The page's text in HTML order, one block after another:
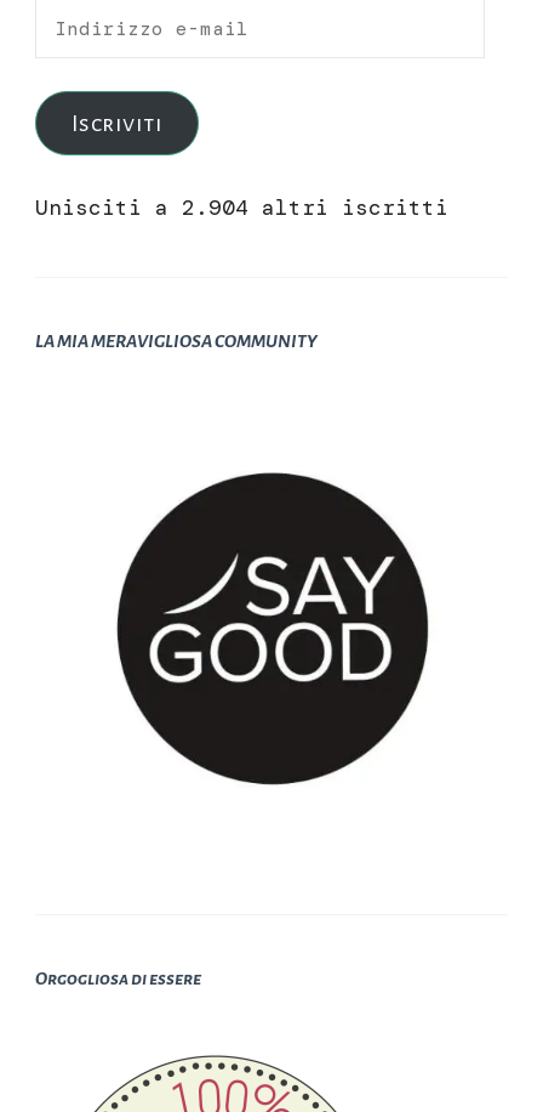
Indirizzo
mail
Iscriviti
Unisciti a 2.904 altri iscritti
LA MIA MERAVIGLIOSA COMMUNITY
Orgogliosa di essere